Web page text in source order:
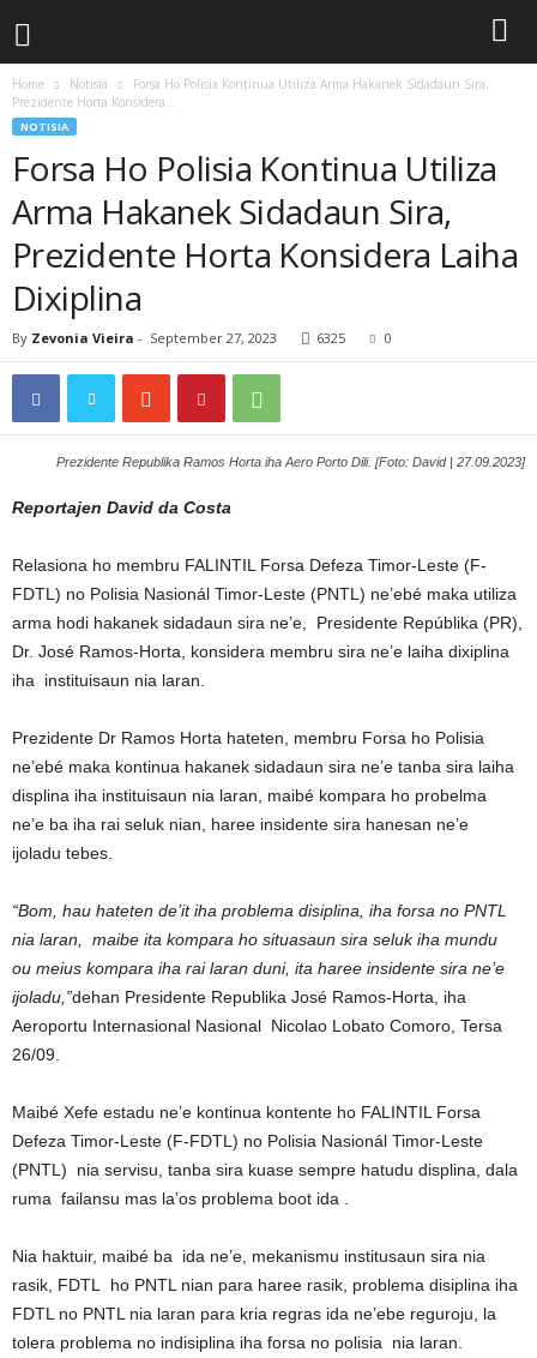
Home Notisia
Forsa Ho Polisia Kontinua Utiliza Arma Hakanek Sidadaun Sira,
Prezidente Horta Konsidera...
NOTISIA
Forsa Ho Polisia Kontinua Utiliza
Arma Hakanek Sidadaun Sira,
Prezidente Horta Konsidera Laiha
Dixiplina
By Zevonia Vieira - September 27, 2023 6325 0
Prezidente Republika Ramos Horta iha Aero Porto Dili. [Foto: David | 27.09.2023]
Reportajen David da Costa
Relasiona ho membru FALINTIL Forsa Defeza Timor-Leste (F-
FDTL) no Polisia Nasionál Timor-Leste (PNTL) ne’ebé maka utiliza
arma hodi hakanek sidadaun sira ne’e, Presidente Repúblika (PR),
Dr. José Ramos-Horta, konsidera membru sira ne’e laiha dixiplina
iha instituisaun nia laran.
Prezidente Dr Ramos Horta hateten, membru Forsa ho Polisia
ne’ebé maka kontinua hakanek sidadaun sira ne’e tanba sira laiha
displina iha instituisaun nia laran, maibé kompara ho probelma
ne’e ba iha rai seluk nian, haree insidente sira hanesan ne’e
ijoladu tebes.
“Bom, hau hateten de’it iha problema disiplina, iha forsa no PNTL
nia laran, maibe ita kompara ho situasaun sira seluk iha mundu
ou meius kompara iha rai laran duni, ita haree insidente sira ne’e
ijoladu,”dehan Presidente Republika José Ramos-Horta, iha
Aeroportu Internasional Nasional Nicolao Lobato Comoro, Tersa
26/09.
Maibé Xefe estadu ne’e kontinua kontente ho FALINTIL Forsa
Defeza Timor-Leste (F-FDTL) no Polisia Nasionál Timor-Leste
(PNTL) nia servisu, tanba sira kuase sempre hatudu displina, dala
ruma failansu mas la’os problema boot ida .
Nia haktuir, maibé ba ida ne’e, mekanismu institusaun sira nia
rasik, FDTL ho PNTL nian para haree rasik, problema disiplina iha
FDTL no PNTL nia laran para kria regras ida ne’ebe reguroju, la
tolera problema no indisiplina iha forsa no polisia nia laran.